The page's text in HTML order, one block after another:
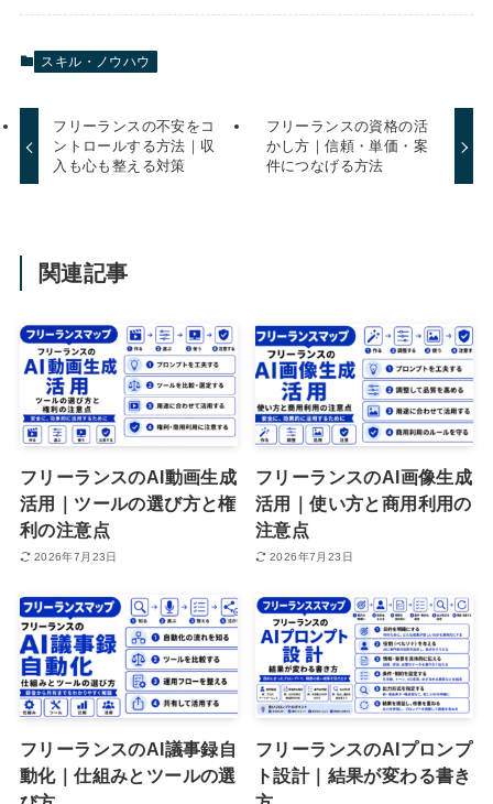
スキル・ノウハウ
フリーランスの不安をコ
ントロールする方法｜収
入も心も整える対策
フリーランスの資格の活
かし方｜信頼・単価・案
件につなげる方法
関連記事
フリーランスのAI動画生成
活用｜ツールの選び方と権
利の注意点
2026年7月23日
フリーランスのAI画像生成
活用｜使い方と商用利用の
注意点
2026年7月23日
フリーランスのAI議事録自
動化｜仕組みとツールの選
フリーランスのAIプロンプ
ト設計｜結果が変わる書き